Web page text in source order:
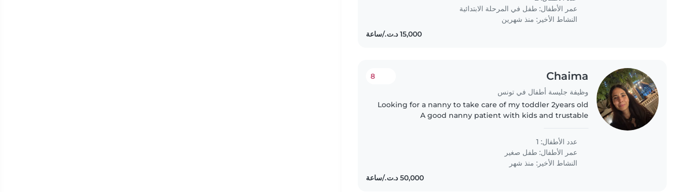
عمر الأطفال: طفل في المرحلة الابتدائية
النشاط الأخير: منذ شهرين
Chaima
وظيفة جليسة أطفال في تونس
8
Looking for a nanny to take care of my toddler 2years old
A good nanny patient with kids and trustable
عدد الأطفال: 1
عمر الأطفال: طفل صغير
النشاط الأخير: منذ شهر